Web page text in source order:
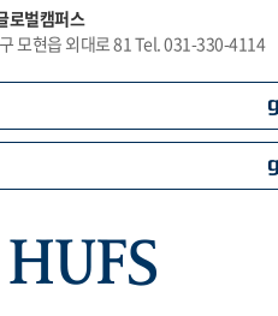
로벌캠퍼스
모현읍 외대로 81 Tel. 031-330-4114